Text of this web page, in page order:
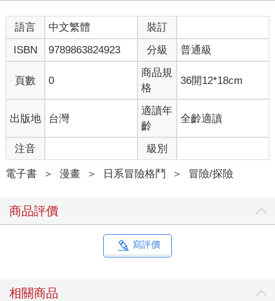
語言 中文繁體
裝訂
ISBN
9789863824923 分級 普通級
頁數 0
商品規
格
36開12*18cm
出版地 台灣
適讀年
齡
全齡適讀
注音 級別
電子書 ＞ 漫畫 ＞ 日系冒險格鬥 ＞ 冒險/探險
商品評價
寫評價
相關商品